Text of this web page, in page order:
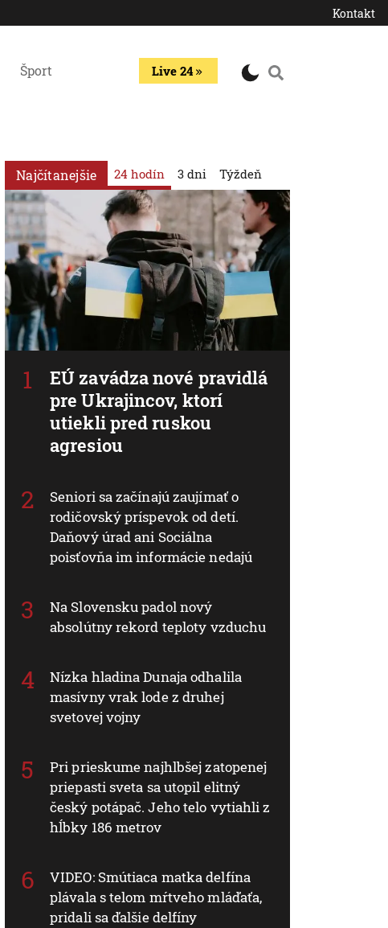
Kontakt
Šport Live 24
Najčítanejšie 24 hodín
EÚ zavádza nové pravidlá
pre Ukrajincov, ktorí
utiekli pred ruskou
agresiou
Seniori sa začínajú zaujímať o
rodičovský príspevok od detí.
Daňový úrad ani Sociálna
poisťovňa im informácie nedajú
Na Slovensku padol nový
absolútny rekord teploty vzduchu
Nízka hladina Dunaja odhalila
masívny vrak lode z druhej
svetovej vojny
Pri prieskume najhlbšej zatopenej
priepasti sveta sa utopil elitný
český potápač. Jeho telo vytiahli z
hĺbky 186 metrov
VIDEO: Smútiaca matka delfína
plávala s telom mŕtveho mláďaťa,
pridali sa ďalšie delfíny
3 dni Týždeň